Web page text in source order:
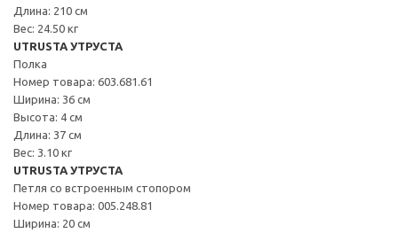
Длина: 210 см
Вес: 24.50 кг
UTRUSTA УТРУСТА
Полка
Номер товара: 603.681.61
Ширина: 36 см
Высота: 4 см
Длина: 37 см
Вес: 3.10 кг
UTRUSTA УТРУСТА
Петля со встроенным стопором
Номер товара: 005.248.81
Ширина: 20 см